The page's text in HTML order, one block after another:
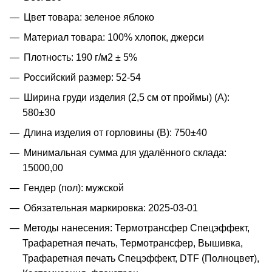
Цвет товара: зеленое яблоко
Материал товара: 100% хлопок, джерси
Плотность: 190 г/м2 ± 5%
Российский размер: 52-54
Ширина груди изделия (2,5 см от проймы) (A):
580±30
Длина изделия от горловины (B): 750±40
Минимальная сумма для удалённого склада:
15000,00
Гендер (пол): мужской
Обязательная маркировка: 2025-03-01
Методы нанесения: Термотрансфер Спецэффект,
Трафаретная печать, Термотрансфер, Вышивка,
Трафаретная печать Спецэффект, DTF (Полноцвет),